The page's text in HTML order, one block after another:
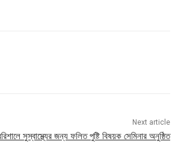
Next article
সুস্বাস্থ্যের জন্য ফলিত পুষ্টি বিষয়ক সেমিনার অনুষ্ঠিত